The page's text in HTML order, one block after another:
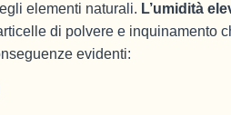
elementi naturali. L’umidità
di polvere e inquinamento
evidenti: